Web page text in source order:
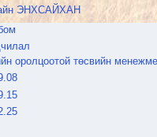
ЭНХСАЙХАН
оролцоотой төсвийн